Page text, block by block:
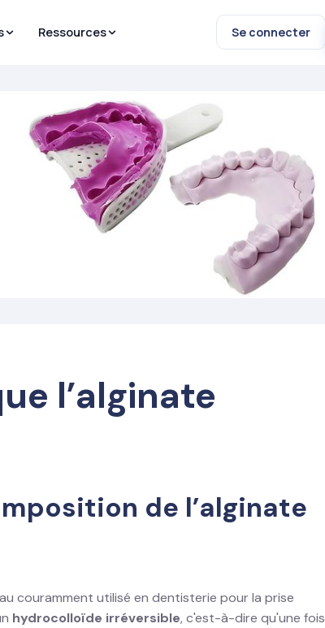
Ressources Se connecter
l’alginate
de l’alginate
couramment utilisé en dentisterie pour la prise
hydrocolloïde irréversible, c'est-à-dire qu'une fois